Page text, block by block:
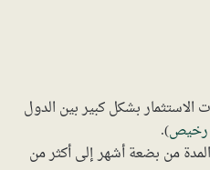
الاستثمار بشكل كبير بين الدول
رخيص).
من بضعة أشهر إلى أكثر من